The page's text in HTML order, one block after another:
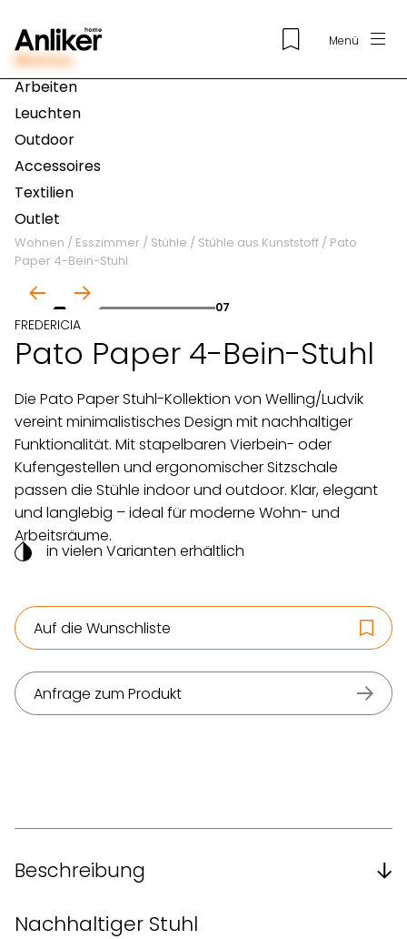
Menü
Wohnen
Arbeiten
Leuchten
Outdoor
Accessoires
Textilien
Outlet
Wohnen / Esszimmer / Stühle / Stühle aus Kunststoff / Pato
Paper 4-Bein-Stuhl
07
FREDERICIA
Pato Paper 4-Bein-Stuhl
Die Pato Paper Stuhl-Kollektion von Welling/Ludvik
vereint minimalistisches Design mit nachhaltiger
Funktionalität. Mit stapelbaren Vierbein- oder
Kufengestellen und ergonomischer Sitzschale
passen die Stühle indoor und outdoor. Klar, elegant
und langlebig – ideal für moderne Wohn- und
Arbeitsräume.
in vielen Varianten erhältlich
Auf die Wunschliste
Anfrage zum Produkt
Beschreibung
Nachhaltiger Stuhl